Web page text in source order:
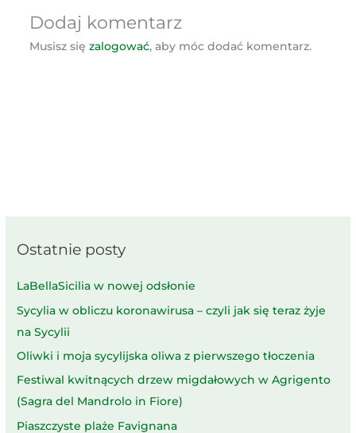
Dodaj komentarz
Musisz się zalogować, aby móc dodać komentarz.
Ostatnie posty
LaBellaSicilia w nowej odsłonie
Sycylia w obliczu koronawirusa – czyli jak się teraz żyje
na Sycylii
Oliwki i moja sycylijska oliwa z pierwszego tłoczenia
Festiwal kwitnących drzew migdałowych w Agrigento
(Sagra del Mandrolo in Fiore)
Piaszczyste plaże Favignana